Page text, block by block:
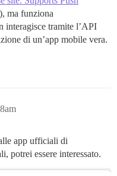
), ma funziona
interagisce tramite l’API
di un’app mobile vera.
app ufficiali di
potrei essere interessato.